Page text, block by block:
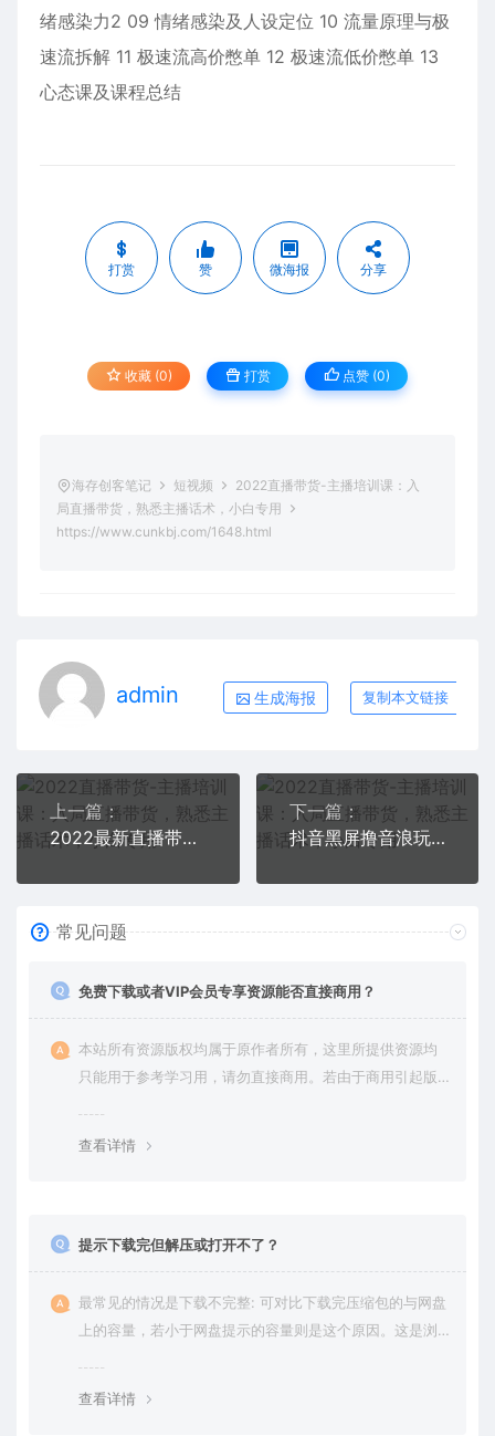
绪感染力2 09 情绪感染及人设定位 10 流量原理与极
速流拆解 11 极速流高价憋单 12 极速流低价憋单 13
心态课及课程总结
打赏 赞 微海报 分享
收藏 (0) 打赏 点赞 (0)
海存创客笔记 短视频
2022直播带货-主播培训课：入
局直播带货，熟悉主播话术，小白专用
https://www.cunkbj.com/1648.html
admin 生成海报 复制本文链接
上一篇：
2022最新直播带货成熟运营指南：趋势解析+浏量渠道+千川投放+私域商城
下一篇：
抖音黑屏撸音浪玩法：野人美女村花，丑妻玩法素材统统有【教程+素材】
常见问题
免费下载或者VIP会员专享资源能否直接商用？
本站所有资源版权均属于原作者所有，这里所提供资源均
只能用于参考学习用，请勿直接商用。若由于商用引起版
查看详情
提示下载完但解压或打开不了？
最常见的情况是下载不完整: 可对比下载完压缩包的与网盘
上的容量，若小于网盘提示的容量则是这个原因。这是浏
查看详情